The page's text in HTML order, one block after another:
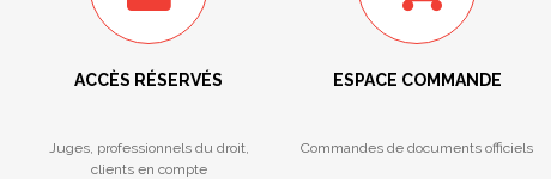
ACCÈS RÉSERVÉS
Juges, professionnels du droit,
clients en compte
ESPACE COMMANDE
Commandes de documents officiels